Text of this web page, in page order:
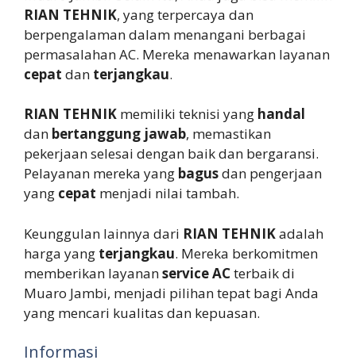
RIAN TEHNIK, yang terpercaya dan
berpengalaman dalam menangani berbagai
permasalahan AC. Mereka menawarkan layanan
cepat dan terjangkau.
RIAN TEHNIK memiliki teknisi yang handal
dan bertanggung jawab, memastikan
pekerjaan selesai dengan baik dan bergaransi.
Pelayanan mereka yang bagusdan pengerjaan
yang cepat menjadi nilai tambah.
Keunggulan lainnya dari RIAN TEHNIKadalah
harga yang terjangkau. Mereka berkomitmen
memberikan layananservice ACterbaik di
Muaro Jambi, menjadi pilihan tepat bagi Anda
yang mencari kualitas dan kepuasan.
Informasi